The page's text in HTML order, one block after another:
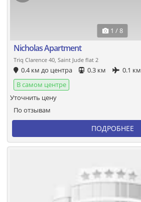
1 / 8
Nicholas Apartment
Triq Clarence 40, Saint Jude flat 2
0.4 км до центра 0.3 км
0.1 км
В самом центре
По отзывам
Уточнить цену
ПОДРОБНЕЕ